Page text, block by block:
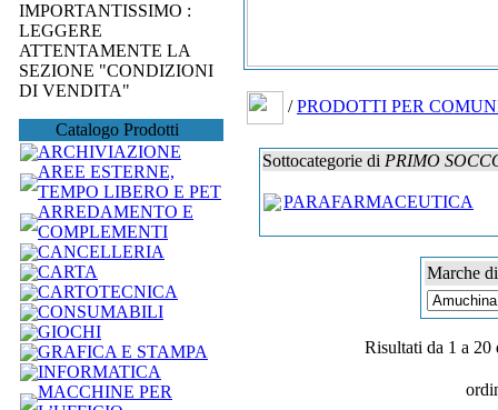
IMPORTANTISSIMO :
LEGGERE
ATTENTAMENTE LA
SEZIONE "CONDIZIONI
DI VENDITA"
Catalogo Prodotti
ARCHIVIAZIONE
AREE ESTERNE,
TEMPO LIBERO E PET
ARREDAMENTO E
COMPLEMENTI
CANCELLERIA
CARTA
CARTOTECNICA
CONSUMABILI
GIOCHI
GRAFICA E STAMPA
INFORMATICA
MACCHINE PER
/PRODOTTI PER
Sottocategorie di PRIMO
PARAFARMACEUTICA
Marche
Risultati da 1 a